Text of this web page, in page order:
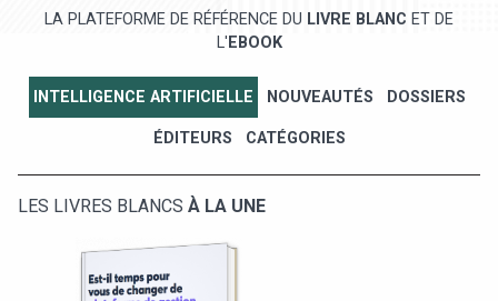
LA PLATEFORME DE RÉFÉRENCE DU LIVRE BLANC ET DE
L' EBOOK
INTELLIGENCE ARTIFICIELLE NOUVEAUTÉS DOSSIERS
ÉDITEURS CATÉGORIES
LES LIVRES BLANCS À LA UNE